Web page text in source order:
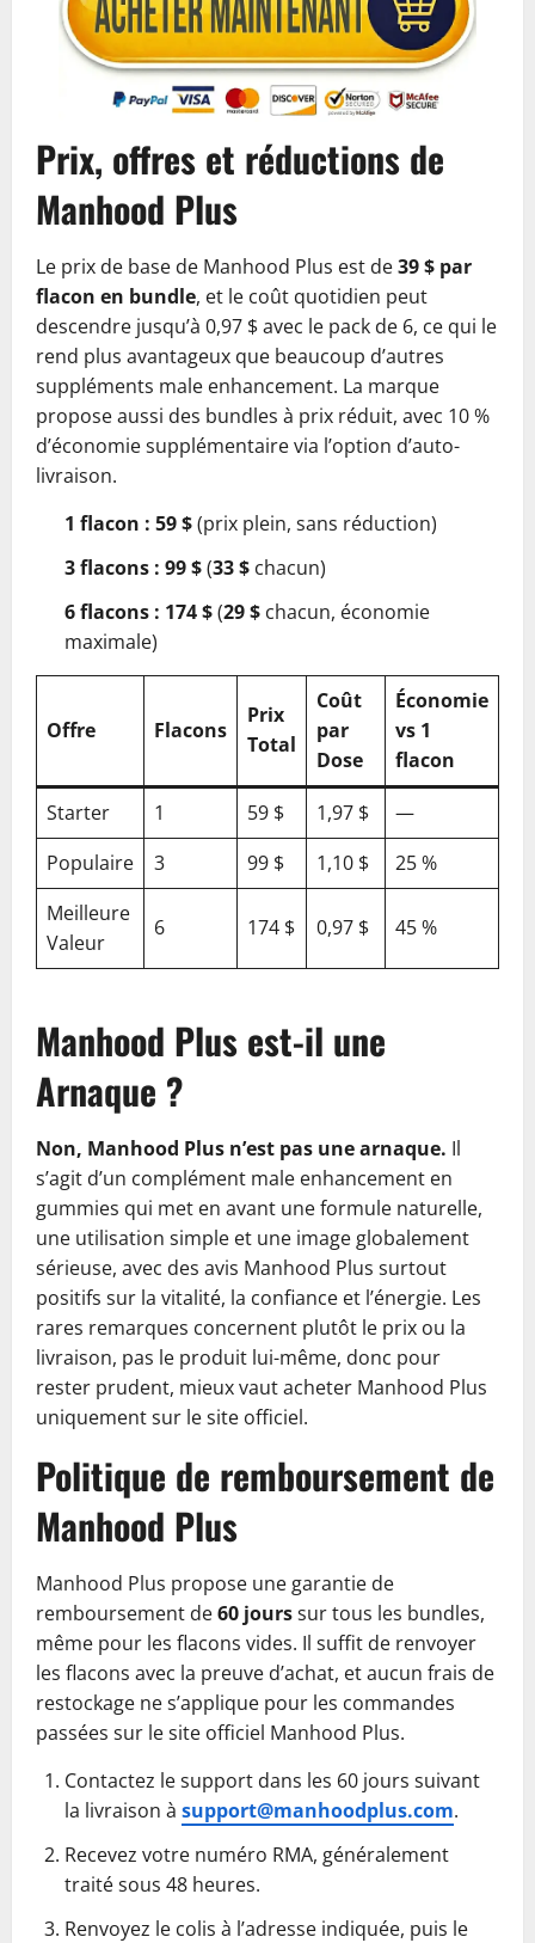
Prix, offres et réductions de
Manhood Plus
Le prix de base de Manhood Plus est de39 $ par
flacon en bundle, et le coût quotidien peut
descendre jusqu’à 0,97 $ avec le pack de 6, ce qui le
rend plus avantageux que beaucoup d’autres
suppléments male enhancement. La marque
propose aussi des bundles à prix réduit, avec 10 %
d’économie supplémentaire via l’option d’auto-
livraison.
1 flacon : 59 $(prix plein, sans réduction)
3 flacons : 99 $(33 $ chacun)
6 flacons : 174 $(29 $ chacun, économie
maximale)
Offre Flacons
Prix
Total
Coût
par
Dose
Économie
vs 1
flacon
Starter
1 59 $ 1,97 $
—
Populaire
3 99 $ 1,10 $
25 %
Meilleure
Valeur
6 174 $ 0,97 $ 45 %
Manhood Plus est-il une
Arnaque ?
Non, Manhood Plus n’est pas une arnaque. Il
s’agit d’un complément male enhancement en
gummies qui met en avant une formule naturelle,
une utilisation simple et une image globalement
sérieuse, avec des avis Manhood Plus surtout
positifs sur la vitalité, la confiance et l’énergie. Les
rares remarques concernent plutôt le prix ou la
livraison, pas le produit lui-même, donc pour
rester prudent, mieux vaut acheter Manhood Plus
uniquement sur le site officiel.
Politique de remboursement de
Manhood Plus
Manhood Plus propose une garantie de
remboursement de60 jourssur tous les bundles,
même pour les flacons vides. Il suffit de renvoyer
les flacons avec la preuve d’achat, et aucun frais de
restockage ne s’applique pour les commandes
passées sur le site officiel Manhood Plus.
Contactez le support dans les 60 jours suivant
la livraison à support@manhoodplus.com.
Recevez votre numéro RMA, généralement
traité sous 48 heures.
Renvoyez le colis à l’adresse indiquée, puis le